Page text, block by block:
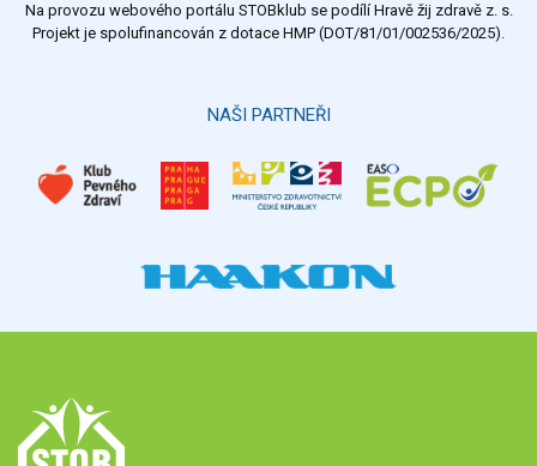
Výsledky Všechny ankety
Na provozu webového portálu STOBklub se podílí Hravě žij zdravě z. s.
Projekt je spolufinancován z dotace HMP (DOT/81/01/002536/2025).
NAŠI PARTNEŘI